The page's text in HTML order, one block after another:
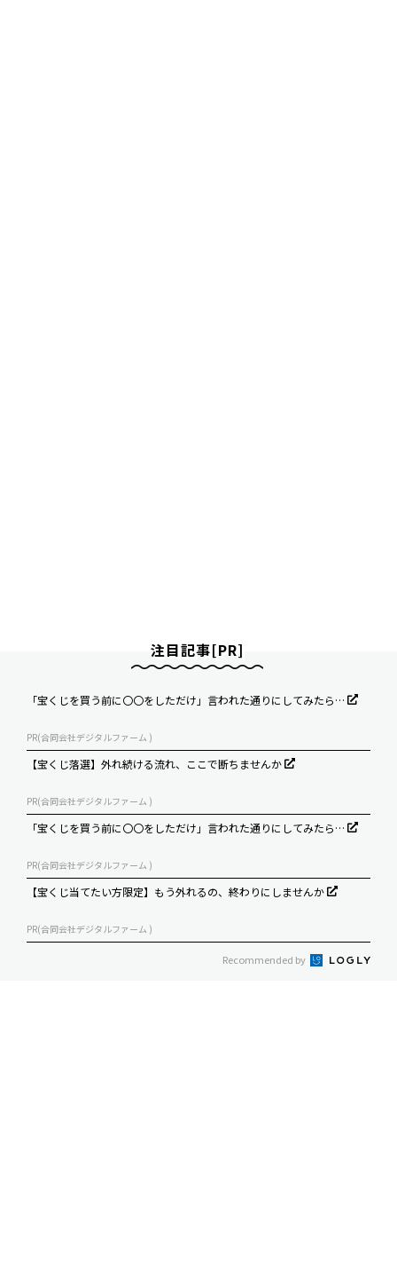
注目記事[PR]
「宝くじを買う前に〇〇をしただけ」言われた通りにしてみたら…
PR(合同会社デジタルファーム )
【宝くじ落選】外れ続ける流れ、ここで断ちませんか
PR(合同会社デジタルファーム )
「宝くじを買う前に〇〇をしただけ」言われた通りにしてみたら…
PR(合同会社デジタルファーム )
【宝くじ当てたい方限定】もう外れるの、終わりにしませんか
PR(合同会社デジタルファーム )
Recommended by